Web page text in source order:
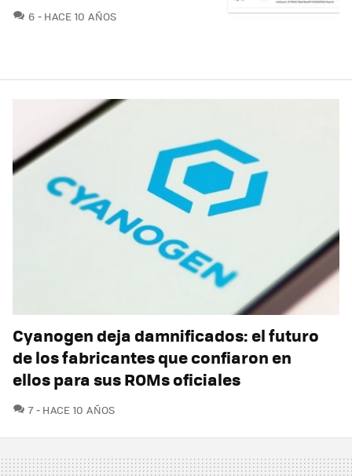
6 COMENTARIOS
HACE 10 AÑOS
Cyanogen deja damnificados: el futuro
de los fabricantes que confiaron en
ellos para sus ROMs oficiales
7COMENTARIOS
HACE 10 AÑOS